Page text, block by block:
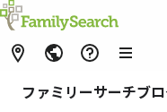
ファミリーサーチブ